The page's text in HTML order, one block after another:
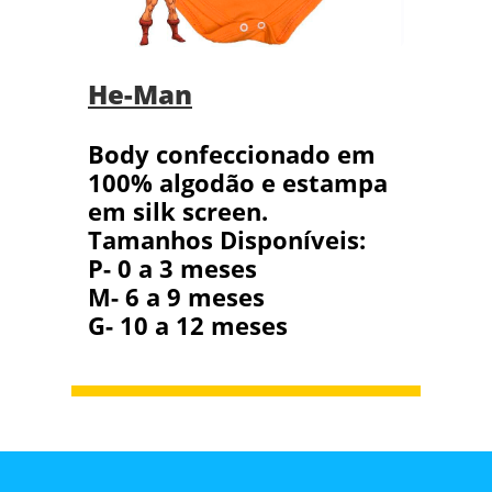
He-Man
Body confeccionado em
100% algodão e estampa
em silk screen.
Tamanhos Disponíveis:
P- 0 a 3 meses
M- 6 a 9 meses
G- 10 a 12 meses